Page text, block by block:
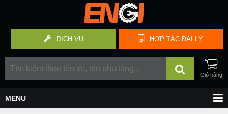
HỢP TÁC ĐẠI LÝ
DỊCH VỤ